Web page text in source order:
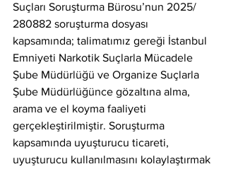
Suçları Soruşturma Bürosu’nun 2025/
280882 soruşturma dosyası
kapsamında; talimatımız gereği İstanbul
Emniyeti Narkotik Suçlarla Mücadele
Şube Müdürlüğü ve Organize Suçlarla
Şube Müdürlüğünce gözaltına alma,
arama ve el koyma faaliyeti
gerçekleştirilmiştir. Soruşturma
kapsamında uyuşturucu ticareti,
uyuşturucu kullanılmasını kolaylaştırmak